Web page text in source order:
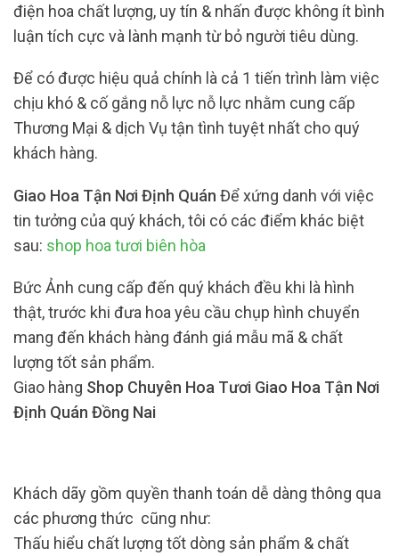
điện hoa chất lượng, uy tín & nhấn được không ít bình
luận tích cực và lành mạnh từ bỏ người tiêu dùng.
Để có được hiệu quả chính là cả 1 tiến trình làm việc
chịu khó & cố gắng nỗ lực nỗ lực nhằm cung cấp
Thương Mại & dịch Vụ tận tình tuyệt nhất cho quý
khách hàng.
Giao Hoa Tận Nơi Định Quán Để xứng danh với việc
tin tưởng của quý khách, tôi có các điểm khác biệt
sau: shop hoa tươi biên hòa
Bức Ảnh cung cấp đến quý khách đều khi là hình
thật, trước khi đưa hoa yêu cầu chụp hình chuyển
mang đến khách hàng đánh giá mẫu mã & chất
lượng tốt sản phẩm.
Giao hàng Shop Chuyên Hoa Tươi Giao Hoa Tận Nơi
Định Quán Đồng Nai
Khách dãy gồm quyền thanh toán dễ dàng thông qua
các phương thức cũng như:
Thấu hiểu chất lượng tốt dòng sản phẩm & chất